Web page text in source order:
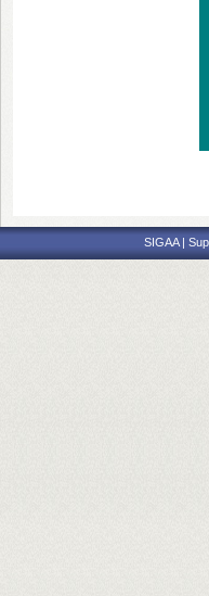
SIGAA |